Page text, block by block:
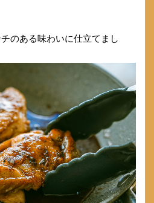
のある味わいに仕立てまし